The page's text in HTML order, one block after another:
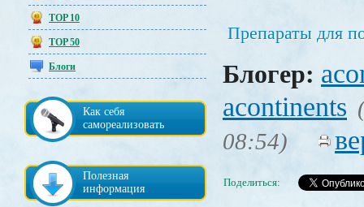
TOP 10
TOP 50
Блоги
Как себя
самореализовать
Полезная
информация
Препараты для
Блогер:
acontinents
08:54)
Поделиться: